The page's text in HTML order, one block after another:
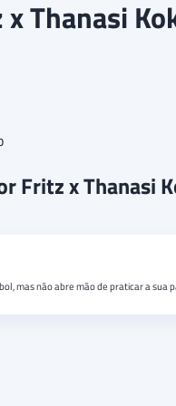
Thanasi
Fritz x Thanasi
mas não abre mão de praticar a